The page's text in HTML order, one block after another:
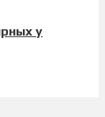
у